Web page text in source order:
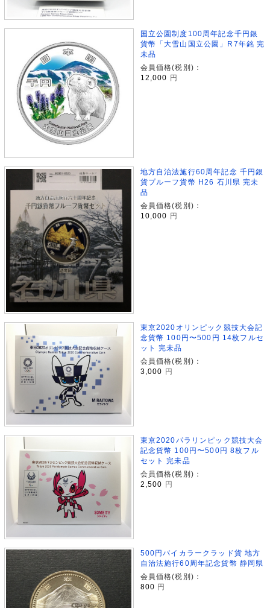
国立公園制度100周年記念千円銀
貨幣「大雪山国立公園」R7年銘 完
未品
会員価格(税別)：
12,000
円
地方自治法施行60周年記念 千円銀
貨プルーフ貨幣 H26 石川県 完未
品
会員価格(税別)：
10,000
円
東京2020オリンピック競技大会記
念貨幣 100円〜500円 14枚フルセ
ット 完未品
会員価格(税別)：
3,000 円
東京2020パラリンピック競技大会
記念貨幣 100円〜500円 8枚フル
セット 完未品
会員価格(税別)：
2,500 円
500円バイカラークラッド貨 地方
自治法施行60周年記念貨幣 静岡県
会員価格(税別)：
800 円